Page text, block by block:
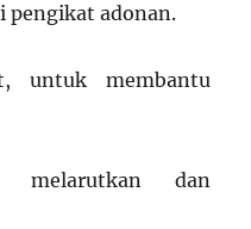
pengikat adonan.
untuk membantu
dan